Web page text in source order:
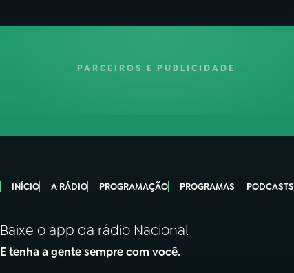
PARCEIROS E PUBLICIDADE
INÍCIO A RÁDIO PROGRAMAÇÃO PROGRAMAS PODCASTS
Baixe o app da rádio Nacional
E tenha a gente sempre com você.